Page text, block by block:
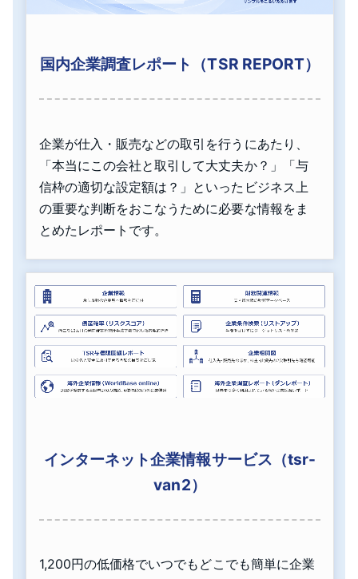
国内企業調査レポート（TSR REPORT）
企業が仕入・販売などの取引を行うにあたり、
「本当にこの会社と取引して大丈夫か？」「与
信枠の適切な設定額は？」といったビジネス上
の重要な判断をおこなうために必要な情報をま
とめたレポートです。
インターネット企業情報サービス（tsr-
van2）
1,200円の低価格でいつでもどこでも簡単に企業